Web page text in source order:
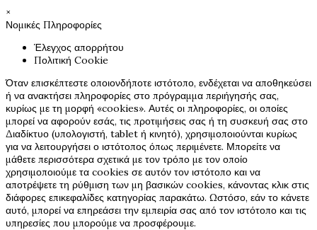
×
Νομικές Πληροφορίες
Έλεγχος απορρήτου
Πολιτική Cookie
Όταν επισκέπτεστε οποιονδήποτε ιστότοπο, ενδέχεται να αποθηκεύσει
ή να ανακτήσει πληροφορίες στο πρόγραμμα περιήγησής σας,
κυρίως με τη μορφή «cookies». Αυτές οι πληροφορίες, οι οποίες
μπορεί να αφορούν εσάς, τις προτιμήσεις σας ή τη συσκευή σας στο
Διαδίκτυο (υπολογιστή, tablet ή κινητό), χρησιμοποιούνται κυρίως
για να λειτουργήσει ο ιστότοπος όπως περιμένετε. Μπορείτε να
μάθετε περισσότερα σχετικά με τον τρόπο με τον οποίο
χρησιμοποιούμε τα cookies σε αυτόν τον ιστότοπο και να
αποτρέψετε τη ρύθμιση των μη βασικών cookies, κάνοντας κλικ στις
διάφορες επικεφαλίδες κατηγορίας παρακάτω. Ωστόσο, εάν το κάνετε
αυτό, μπορεί να επηρεάσει την εμπειρία σας από τον ιστότοπο και τις
υπηρεσίες που μπορούμε να προσφέρουμε.